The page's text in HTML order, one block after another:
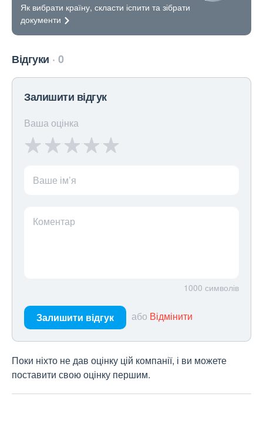
Як вибрати країну, скласти іспити та зібрати
документи
Відгуки 0
Залишити відгук
Ваша оцінка
Ваше ім’я
Коментар
1000 символів
Залишити відгук або Відмінити
Поки ніхто не дав оцінку цій компанії, і ви можете
поставити свою оцінку першим.